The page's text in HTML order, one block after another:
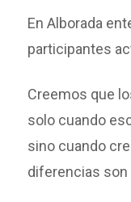
En Alborada
participantes
Creemos que
solo cuando
sino cuando
diferencias son